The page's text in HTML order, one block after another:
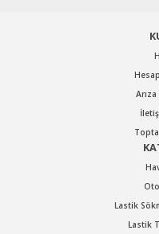
GAV
GAV OS-1241 HAVALI SOMUN
Stok Kodu :
Lastik
Lastik